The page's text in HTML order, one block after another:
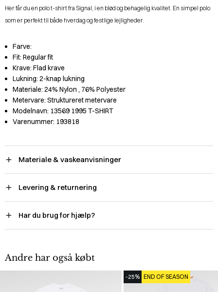
Her får du en polo t-shirt fra Signal, i en blød og behagelig kvalitet. En simpel polo
som er perfekt til både hverdag og festlige lejligheder.
Farve:
Fit: Regular fit
Krave: Flad krave
Lukning: 2-knap lukning
Materiale: 24% Nylon , 76% Polyester
Metervare: Struktureret metervare
Modelnavn: 13569 1995 T-SHIRT
Varenummer: 193818
Materiale & vaskeanvisninger
Levering & returnering
Har du brug for hjælp?
Andre har også købt
-25% END OF SEASON